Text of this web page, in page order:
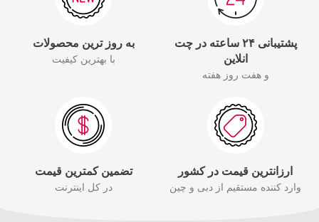
پشتیبانی ۲۴ ساعته در چت
انلاین
و هفت روز هفته
به روز ترین محصولات
با بهترین کیفیت
ارزانترین قیمت در کشور
وارد کننده مستقیم از دبی و چین
تضمین کمترین قیمت
در کل اینترنت